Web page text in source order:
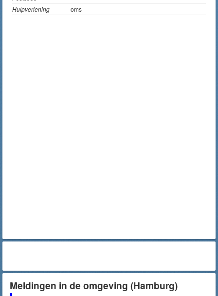
Hulpverlening
oms
Meldingen in de omgeving (Hamburg)